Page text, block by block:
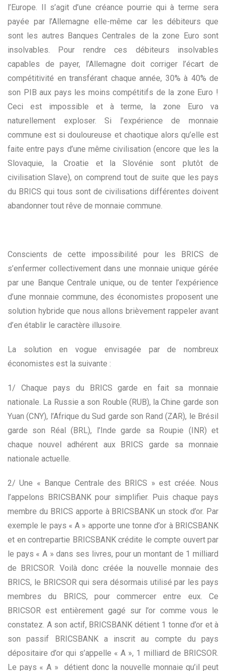
l’Europe. Il s’agit d’une créance pourrie qui à terme sera
payée par l’Allemagne elle-même car les débiteurs que
sont les autres Banques Centrales de la zone Euro sont
insolvables. Pour rendre ces débiteurs insolvables
capables de payer, l’Allemagne doit corriger l’écart de
compétitivité en transférant chaque année, 30% à 40% de
son PIB aux pays les moins compétitifs de la zone Euro !
Ceci est impossible et à terme, la zone Euro va
naturellement exploser. Si l’expérience de monnaie
commune est si douloureuse et chaotique alors qu’elle est
faite entre pays d’une même civilisation (encore que les la
Slovaquie, la Croatie et la Slovénie sont plutôt de
civilisation Slave), on comprend tout de suite que les pays
du BRICS qui tous sont de civilisations différentes doivent
abandonner tout rêve de monnaie commune.
Conscients de cette impossibilité pour les BRICS de
s’enfermer collectivement dans une monnaie unique gérée
par une Banque Centrale unique, ou de tenter l’expérience
d’une monnaie commune, des économistes proposent une
solution hybride que nous allons brièvement rappeler avant
d’en établir le caractère illusoire.
La solution en vogue envisagée par de nombreux
économistes est la suivante :
1/ Chaque pays du BRICS garde en fait sa monnaie
nationale. La Russie a son Rouble (RUB), la Chine garde son
Yuan (CNY), l’Afrique du Sud garde son Rand (ZAR), le Brésil
garde son Réal (BRL), l’Inde garde sa Roupie (INR) et
chaque nouvel adhérent aux BRICS garde sa monnaie
nationale actuelle.
2/ Une « Banque Centrale des BRICS » est créée. Nous
l’appelons BRICSBANK pour simplifier. Puis chaque pays
membre du BRICS apporte à BRICSBANK un stock d’or. Par
exemple le pays « A » apporte une tonne d’or à BRICSBANK
et en contrepartie BRICSBANK crédite le compte ouvert par
le pays « A » dans ses livres, pour un montant de 1 milliard
de BRICSOR. Voilà donc créée la nouvelle monnaie des
BRICS, le BRICSOR qui sera désormais utilisé par les pays
membres du BRICS, pour commercer entre eux. Ce
BRICSOR est entièrement gagé sur l’or comme vous le
constatez. A son actif, BRICSBANK détient 1 tonne d’or et à
son passif BRICSBANK a inscrit au compte du pays
dépositaire d’or qui s’appelle « A », 1 milliard de BRICSOR.
Le pays « A » détient donc la nouvelle monnaie qu’il peut